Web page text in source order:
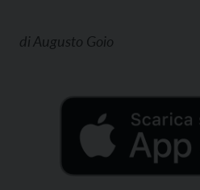
diAugusto Goio